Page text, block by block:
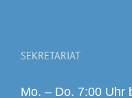
SEKRETARIAT
Mo. – Do. 7:00 Uhr